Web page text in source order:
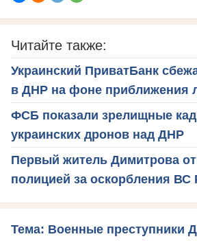
Читайте также:
Украинский ПриватБанк
в ДНР на фоне приближения
ФСБ показали зрелищные
украинских дронов над ДНР
Первый житель Димитрова
полицией за оскорбления ВС
Тема: Военные преступники